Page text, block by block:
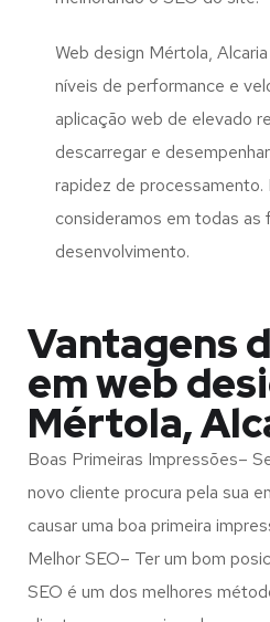
Web design Mértola,
níveis de performance e
aplicação web de elevado
descarregar e
rapidez de
consideramos em todas
desenvolvimento.
Vantagens
em web
Mértola,
Boas Primeiras Impressões–
novo cliente procura pela sua
causar uma boa primeira
Melhor SEO– Ter um bom
SEO é um dos melhores